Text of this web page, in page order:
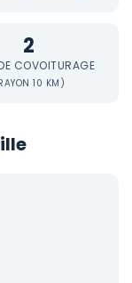
2
COVOITURAGE
10 KM)